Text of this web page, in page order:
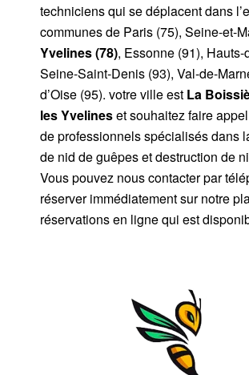
techniciens qui se déplacent dans
communes de Paris (75), Seine-et-
Yvelines (78), Essonne (91),
Seine-Saint-Denis (93), Val-de-
d’Oise (95). votre ville est La
les Yvelineset souhaitez faire
de professionnels spécialisés dans
de nid de guêpes et destruction de
Vous pouvez nous contacter par
réserver immédiatement sur notre
réservations en ligne qui est